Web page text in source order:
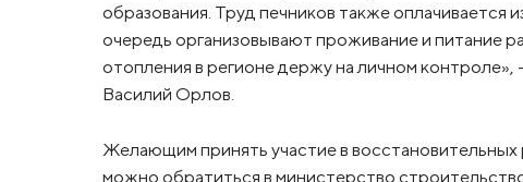
образования. Труд печников также
очередь организовывают проживание и питание
отопления в регионе держу на личном
Василий Орлов.
Желающим принять участие в
можно обратиться в министерство